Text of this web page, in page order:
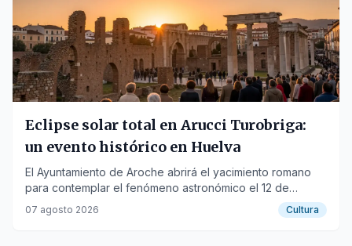
Eclipse solar total en Arucci Turobriga:
un evento histórico en Huelva
El Ayuntamiento de Aroche abrirá el yacimiento romano
para contemplar el fenómeno astronómico el 12 de
agosto.
07 agosto 2026 Cultura